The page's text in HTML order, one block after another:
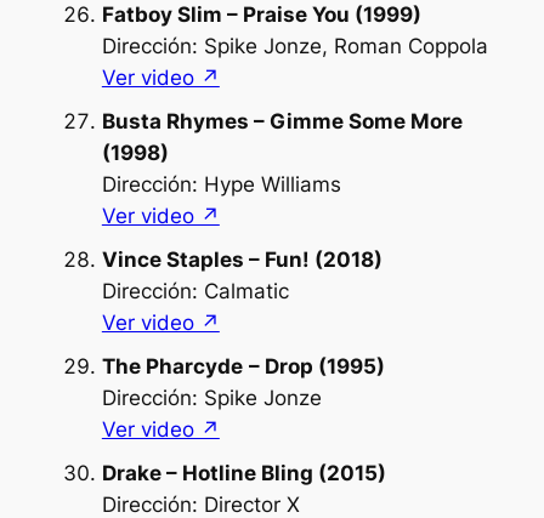
Fatboy Slim – Praise You (1999)
Dirección: Spike Jonze, Roman Coppola
Ver video ↗︎
Busta Rhymes – Gimme Some More
(1998)
Dirección: Hype Williams
Ver video ↗︎
Vince Staples – Fun! (2018)
Dirección: Calmatic
Ver video ↗︎
The Pharcyde – Drop (1995)
Dirección: Spike Jonze
Ver video ↗︎
Drake – Hotline Bling (2015)
Dirección: Director X